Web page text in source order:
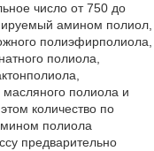
число от 750 до
амином полиол,
полиэфирполиола,
полиола,
полиола и
количество по
полиола
предварительно